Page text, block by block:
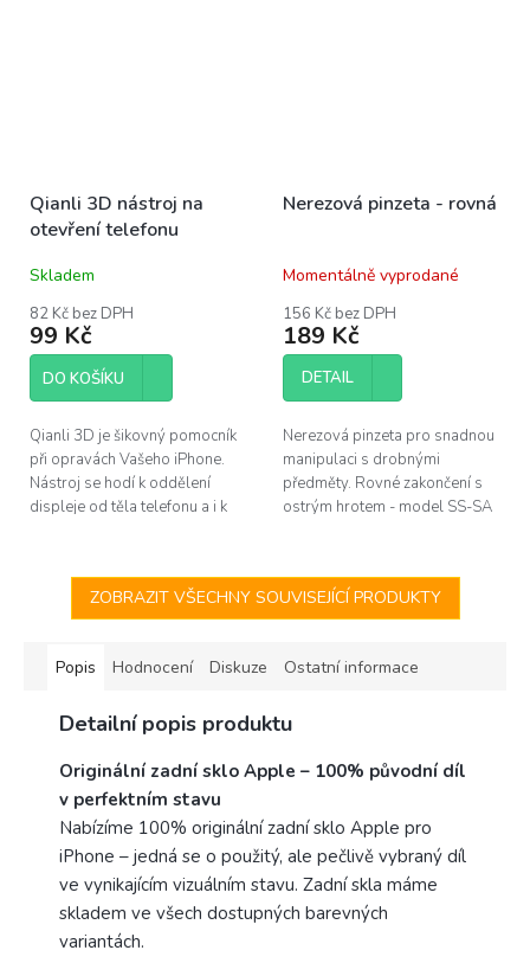
Qianli 3D nástroj na
otevření telefonu
Skladem
82 Kč bez DPH
99 Kč
DO KOŠÍKU
Qianli 3D je šikovný pomocník
při opravách Vašeho iPhone.
Nástroj se hodí k oddělení
displeje od těla telefonu a i k
Nerezová pinzeta - rovná
Momentálně vyprodané
156 Kč bez DPH
189 Kč
DETAIL
Nerezová pinzeta pro snadnou
manipulaci s drobnými
předměty. Rovné zakončení s
ostrým hrotem - model SS-SA
ZOBRAZIT VŠECHNY SOUVISEJÍCÍ PRODUKTY
Popis Hodnocení Diskuze Ostatní informace
Detailní popis produktu
Originální zadní sklo Apple – 100% původní díl
v perfektním stavu
Nabízíme 100% originální zadní sklo Apple pro
iPhone – jedná se o použitý, ale pečlivě vybraný díl
ve vynikajícím vizuálním stavu. Zadní skla máme
skladem ve všech dostupných barevných
variantách.